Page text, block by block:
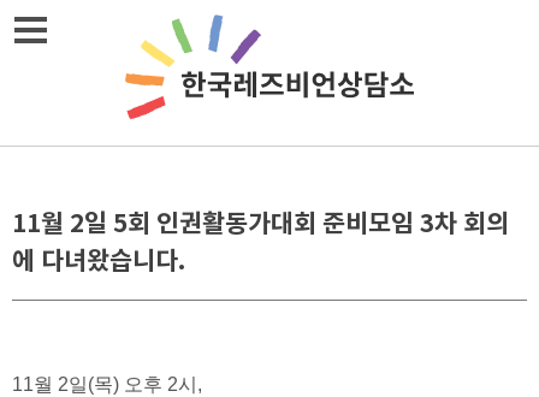
Skip
11월 2일 5회 인권활동가대회 준비모임 3차 회의
에 다녀왔습니다.
11월 2일(목) 오후 2시,